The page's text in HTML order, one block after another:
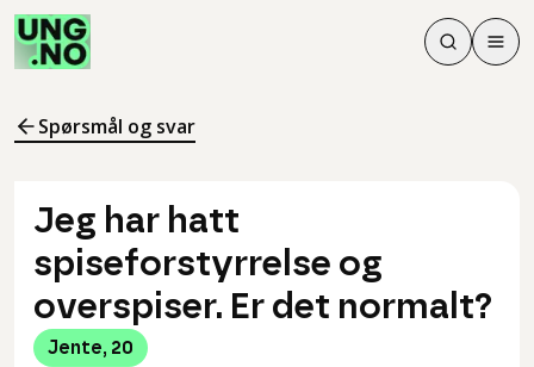
Søk
Søk
Meny
Spørsmål og svar
Jeg har hatt
spiseforstyrrelse og
overspiser. Er det normalt?
Jente, 20